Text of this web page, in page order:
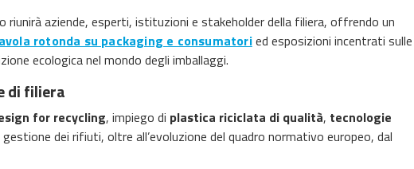
riunirà aziende, esperti, istituzioni e stakeholder della filiera, offrendo un
rotonda su packaging e consumatoried esposizioni incentrati sulle
ecologica nel mondo degli imballaggi.
di filiera
for recycling, impiego di plastica riciclata di qualità, tecnologie
dei rifiuti, oltre all’evoluzione del quadro normativo europeo, dal